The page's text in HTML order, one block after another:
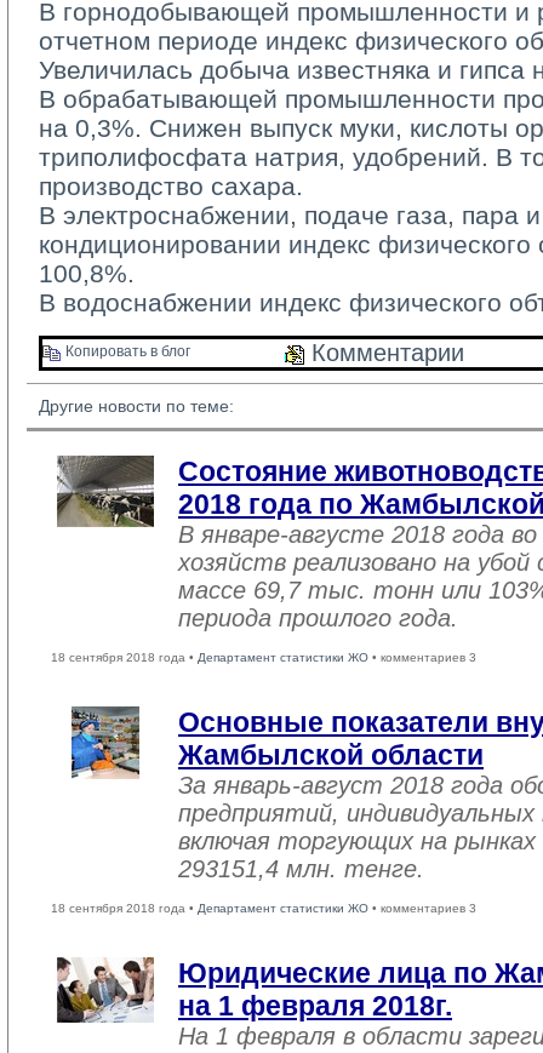
В горнодобывающей промышленности и
отчетном периоде индекс физического
Увеличилась добыча известняка и гипса
В обрабатывающей промышленности
на 0,3%. Снижен выпуск муки, кислоты
триполифосфата натрия, удобрений. В
производство сахара.
В электроснабжении, подаче газа, пара
кондиционировании индекс
100,8%.
В водоснабжении индекс физического
Копировать в блог Комментарии
Другие новости по теме:
Состояние
2018 года по
В январе-августе 2018 года
хозяйств реализовано на
массе 69,7 тыс. тонн или
периода прошлого года.
18 сентября 2018 года • Департамент статистики ЖО • комментариев 3
Основные показатели
Жамбылской области
За январь-август 2018 года
предприятий,
включая торгующих на рынках
293151,4 млн. тенге.
18 сентября 2018 года • Департамент статистики ЖО • комментариев 3
Юридические лица по
на 1 февраля 2018г.
На 1 февраля в области